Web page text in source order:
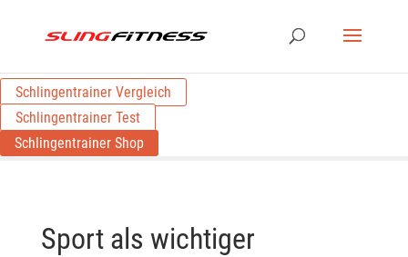
Schlingentrainer Vergleich
Schlingentrainer Test
Schlingentrainer Shop
Sport als wichtiger